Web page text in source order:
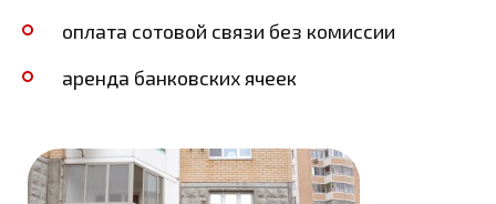
оплата сотовой связи без комиссии
аренда банковских ячеек